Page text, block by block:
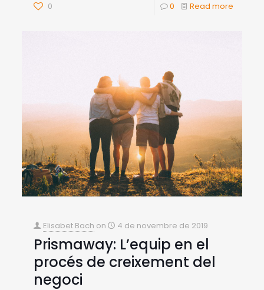
0 0 Read more
Elisabet Bach on 4 de novembre de 2019
Prismaway: L’equip en el
procés de creixement del
negoci